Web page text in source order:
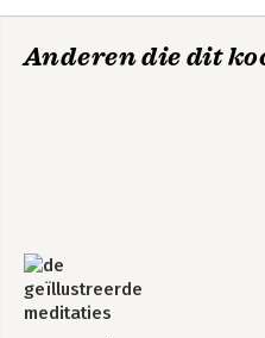
Anderen die dit